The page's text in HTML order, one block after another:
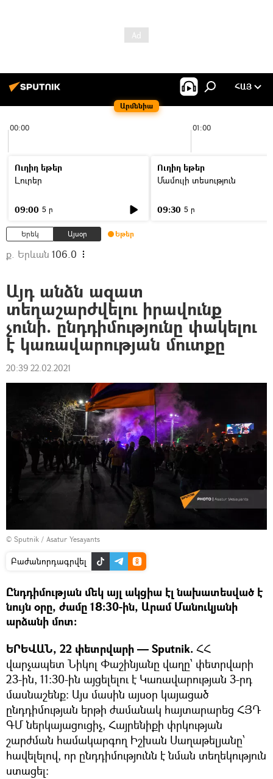
Արմենիա
ՀԱՅ
00:00 01:00
Ուղիղ եթեր
Լուրեր
09:00 5 ր
Ուղիղ եթեր
Մամուլի տեսություն
09:30 5 ր
Երեկ Այսօր Եթեր
ք. Երևան 106.0
Այդ անձն ազատ
տեղաշարժվելու իրավունք
չունի. ընդդիմությունը փակելու
է կառավարության մուտքը
20:39 22.02.2021
© Sputnik / Asatur Yesayants
Բաժանորդագրվել
Ընդդիմության մեկ այլ ակցիա էլ նախատեսված է
նույն օրը, ժամը 18:30-ին, Արամ Մանուկյանի
արձանի մոտ:
ԵՐԵՎԱՆ, 22 փետրվարի — Sputnik. ՀՀ
վարչապետ Նիկոլ Փաշինյանը վաղը՝ փետրվարի
23-ին, 11:30-ին այցելելու է Կառավարության 3-րդ
մասնաշենք: Այս մասին այսօր կայացած
ընդդիմության երթի ժամանակ հայտարարեց ՀՅԴ
ԳՄ ներկայացուցիչ, Հայրենիքի փրկության
շարժման համակարգող Իշխան Սաղաթելյանը՝
հավելելով, որ ընդդիմությունն է նման տեղեկություն
ստացել: